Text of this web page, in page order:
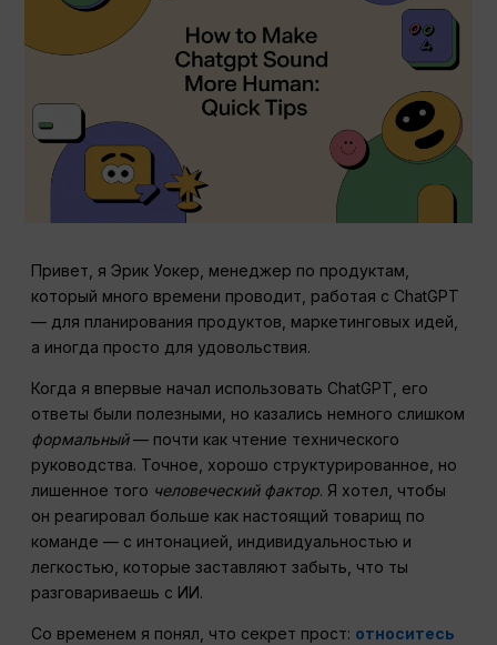
Привет, я Эрик Уокер, менеджер по продуктам,
который много времени проводит, работая с ChatGPT
— для планирования продуктов, маркетинговых идей,
а иногда просто для удовольствия.
Когда я впервые начал использовать ChatGPT, его
ответы были полезными, но казались немного слишком
формальный— почти как чтение технического
руководства. Точное, хорошо структурированное, но
лишенное того человеческий фактор. Я хотел, чтобы
он реагировал больше как настоящий товарищ по
команде — с интонацией, индивидуальностью и
легкостью, которые заставляют забыть, что ты
разговариваешь с ИИ.
Со временем я понял, что секрет прост: относитесь